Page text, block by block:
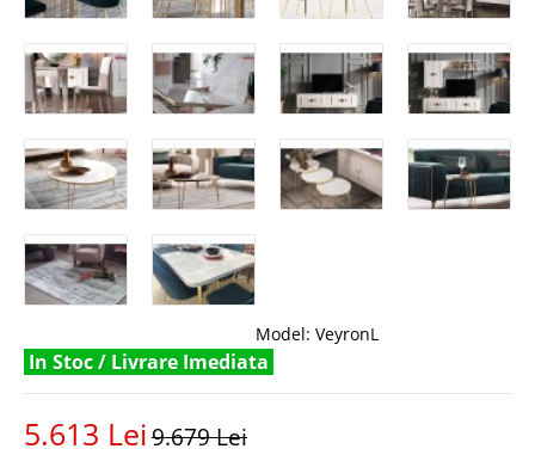
Model: VeyronL
In Stoc / Livrare Imediata
5.613 Lei9.679 Lei